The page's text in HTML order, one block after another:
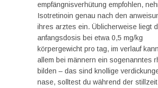
empfängnisverhütung empfohlen,
Isotretinoin genau nach den
ihres arztes ein. Üblicherweise liegt
anfangsdosis bei etwa 0,5 mg/kg
körpergewicht pro tag, im verlauf
allem bei männern ein sogenanntes
bilden – das sind knollige
nase, solltest du während der